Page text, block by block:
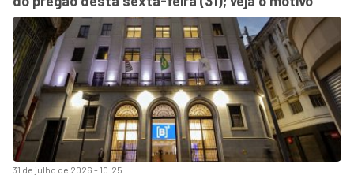
31 de julho de 2026 - 10:25